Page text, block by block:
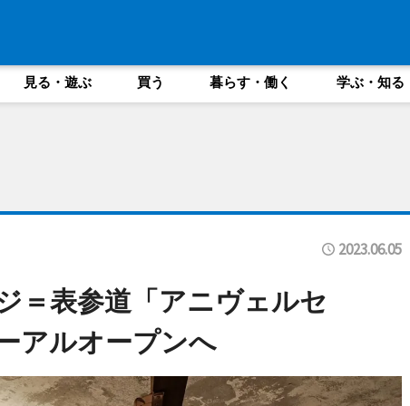
見る・遊ぶ 買う 暮らす・働く 学ぶ・知る
2023.06.05
＝表参道「アニヴェルセ
アルオープンへ